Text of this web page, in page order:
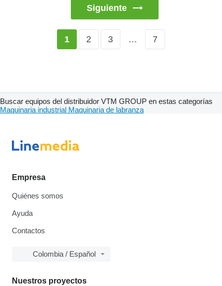
Siguiente
1 2 3 … 7
Buscar equipos del distribuidor VTM GROUP en estas categorías
Maquinaria industrial Maquinaria de labranza
Empresa
Quiénes somos
Ayuda
Contactos
Colombia / Español
Nuestros proyectos